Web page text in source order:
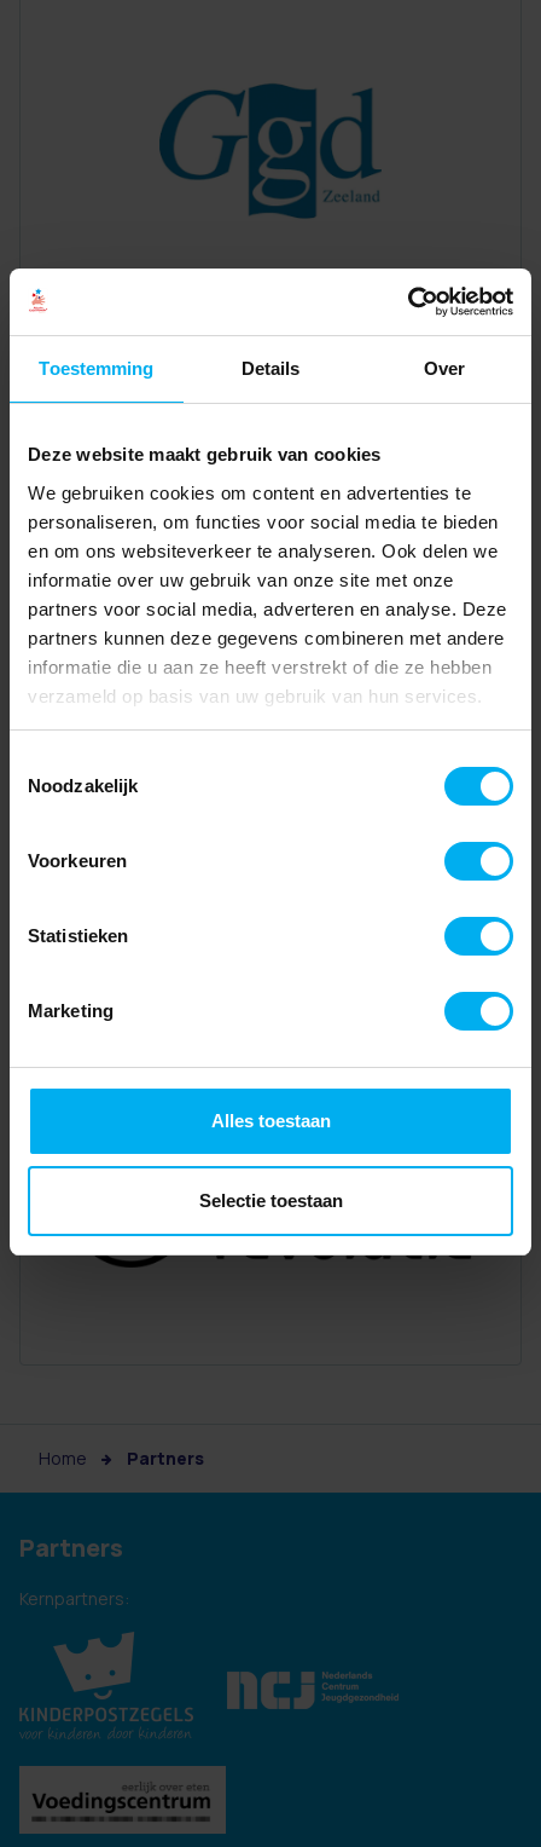
Toestemming Details Over
Deze website maakt gebruik van cookies
We gebruiken cookies om content en advertenties te
personaliseren, om functies voor social media te bieden
en om ons websiteverkeer te analyseren. Ook delen we
informatie over uw gebruik van onze site met onze
partners voor social media, adverteren en analyse. Deze
partners kunnen deze gegevens combineren met andere
informatie die u aan ze heeft verstrekt of die ze hebben
verzameld op basis van uw gebruik van hun services.
Noodzakelijk
Voorkeuren
Statistieken
Marketing
Alles toestaan
Selectie toestaan
Home Partners
Partners
Kernpartners: